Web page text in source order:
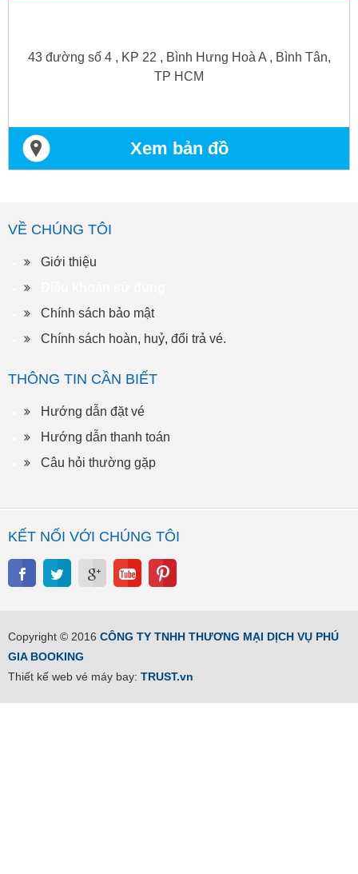
43 đường số 4 , KP 22 , Bình Hưng Hoà A , Bình Tân,
TP HCM
Xem bản đồ
VỀ CHÚNG TÔI
Giới thiệu
Chính sách bảo mật
Chính sách hoàn, huỷ, đổi trả vé.
THÔNG TIN CẦN BIẾT
Hướng dẫn đặt vé
Hướng dẫn thanh toán
Câu hỏi thường gặp
KẾT NỐI VỚI CHÚNG TÔI
Copyright © 2016 CÔNG TY TNHH THƯƠNG MẠI DỊCH VỤ PHÚ
GIA BOOKING
Thiết kế web vé máy bay: TRUST.vn